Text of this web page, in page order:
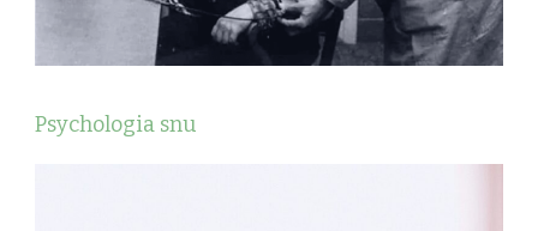
Psychologia snu